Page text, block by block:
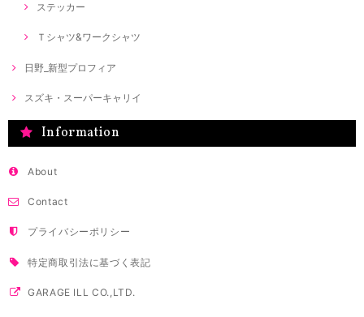
ステッカー
Ｔシャツ&ワークシャツ
日野_新型プロフィア
スズキ・スーパーキャリイ
Information
About
Contact
プライバシーポリシー
特定商取引法に基づく表記
GARAGE ILL CO.,LTD.